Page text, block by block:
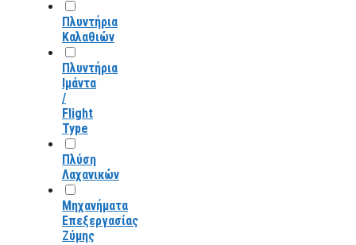
Πλυντήρια
Καλαθιών
Πλυντήρια
Ιμάντα
/
Flight
Type
Πλύση
Λαχανικών
Μηχανήματα
Επεξεργασίας
Ζύμης